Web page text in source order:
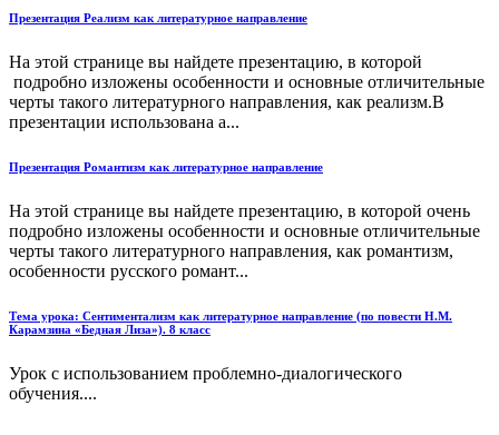
Презентация Реализм как литературное направление
На этой странице вы найдете презентацию, в которой
подробно изложены особенности и основные отличительные
черты такого литературного направления, как реализм.В
презентации использована а...
Презентация Романтизм как литературное направление
На этой странице вы найдете презентацию, в которой очень
подробно изложены особенности и основные отличительные
черты такого литературного направления, как романтизм,
особенности русского романт...
Тема урока: Сентиментализм как литературное направление (по повести Н.М.
Карамзина «Бедная Лиза»). 8 класс
Урок с использованием проблемно-диалогического
обучения....